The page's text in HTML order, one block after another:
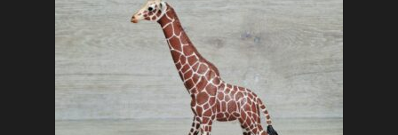
Versandarten
Kontakt